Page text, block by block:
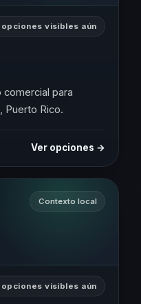
opciones visibles aún
para
Puerto Rico.
Ver opciones →
Contexto local
opciones visibles aún